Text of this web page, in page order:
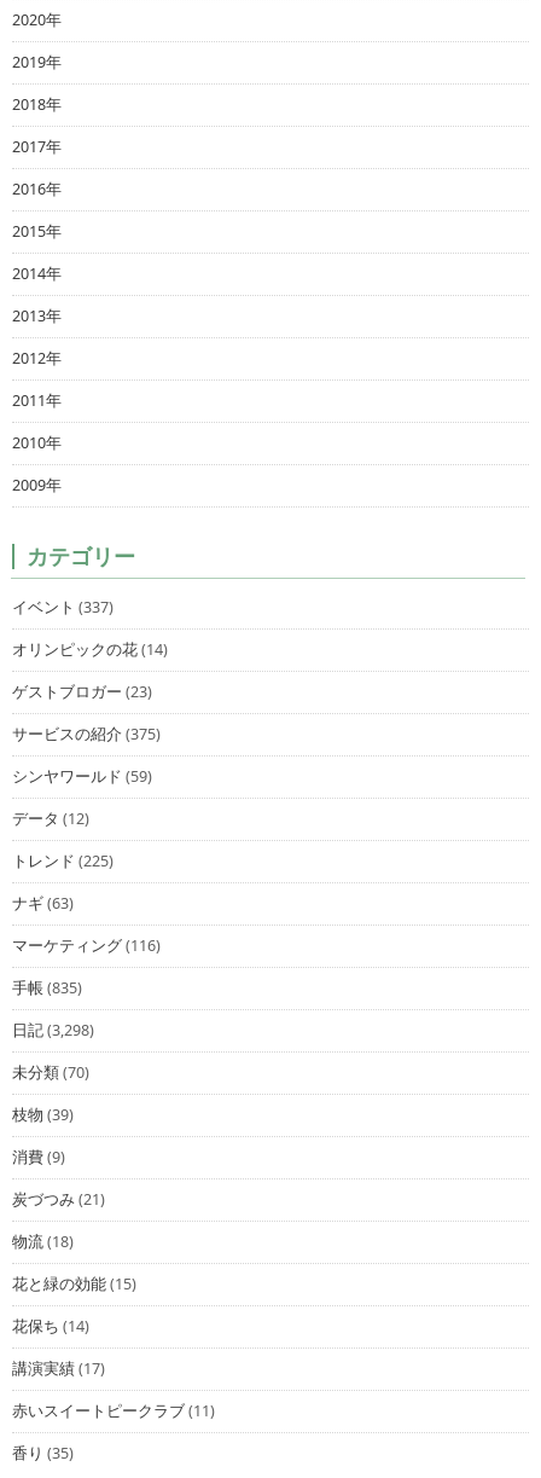
2020年
2019年
2018年
2017年
2016年
2015年
2014年
2013年
2012年
2011年
2010年
2009年
カテゴリー
イベント (337)
オリンピックの花(14)
ゲストブロガー (23)
サービスの紹介(375)
シンヤワールド (59)
データ (12)
トレンド (225)
ナギ(63)
マーケティング(116)
手帳(835)
日記(3,298)
未分類(70)
枝物 (39)
消費(9)
炭づつみ(21)
物流(18)
花と緑の効能(15)
花保ち (14)
講演実績(17)
赤いスイートピークラブ(11)
香り (35)